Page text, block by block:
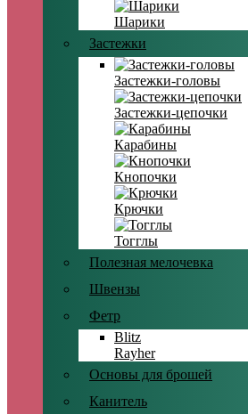
Шарики
Застежки
Застежки-головы
Застежки-цепочки
Карабины
Кнопочки
Крючки
Тогглы
Полезная мелочевка
Швензы
Фетр
Blitz
Rayher
Основы для брошей
Канитель